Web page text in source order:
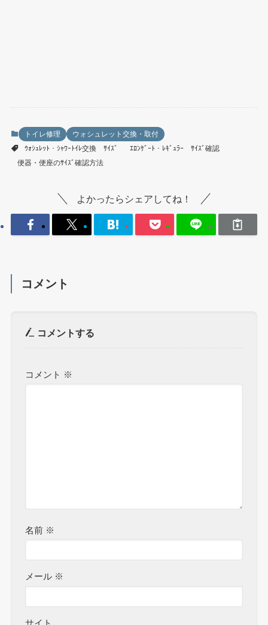
トイレ修理
ウォシュレット交換・取付
ｳｫｼｭﾚｯﾄ・ｼｬﾜｰﾄｲﾚ交換 ｻｲｽﾞ
ｴﾛﾝｹﾞｰﾄ・ﾚｷﾞｭﾗｰ ｻｲｽﾞ確認
便器・便座のｻｲｽﾞ確認方法
よかったらシェアしてね！
コメント
コメントする
コメント ※
名前 ※
メール ※